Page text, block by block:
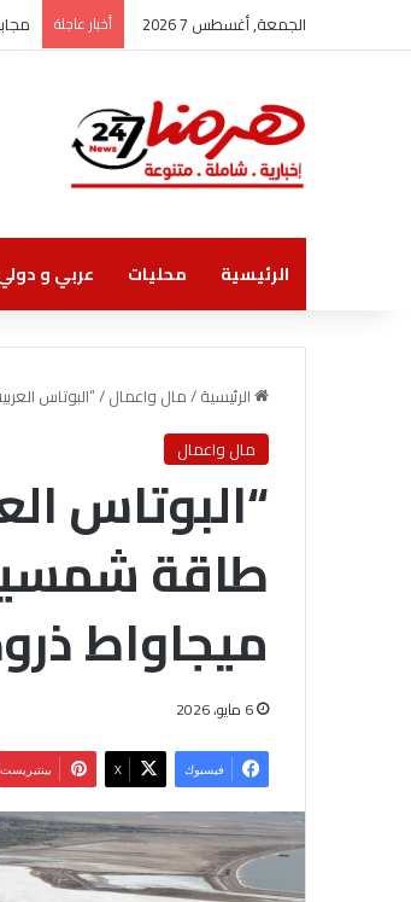
الجمعة, أغسطس 7 2026 أخبار عاجلة
الرئيسية محليات عربي و
الرئيسية/مال واعمال/“البوتاس
مال واعمال
“البوتاس
ميجاواط
6 مايو، 2026
فيسبوك ‫X بينتيريست